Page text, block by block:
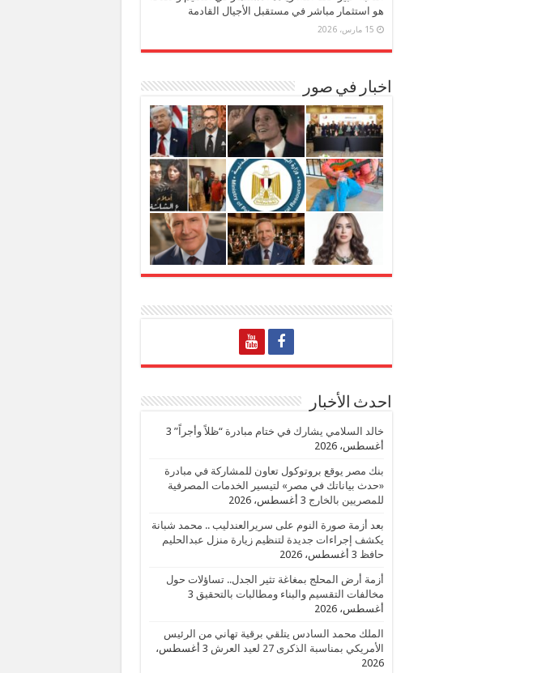
هو استثمار مباشر في مستقبل الأجيال القادمة
15 مارس، 2026
اخبار في صور
احدث الأخبار
خالد السلامي يشارك في ختام مبادرة “ظلاً وأجراً” 3
أغسطس، 2026
بنك مصر يوقع بروتوكول تعاون للمشاركة في مبادرة
«حدث بياناتك في مصر» لتيسير الخدمات المصرفية
للمصريين بالخارج 3 أغسطس، 2026
بعد أزمة صورة النوم على سريرالعندليب .. محمد شبانة
يكشف إجراءات جديدة لتنظيم زيارة منزل عبدالحليم
حافظ 3 أغسطس، 2026
أزمة أرض المحلج بمغاغة تثير الجدل.. تساؤلات حول
مخالفات التقسيم والبناء ومطالبات بالتحقيق 3
أغسطس، 2026
الملك محمد السادس يتلقي برقية تهاني من الرئيس
الأمريكي بمناسبة الذكرى 27 لعيد العرش
3 أغسطس،
2026